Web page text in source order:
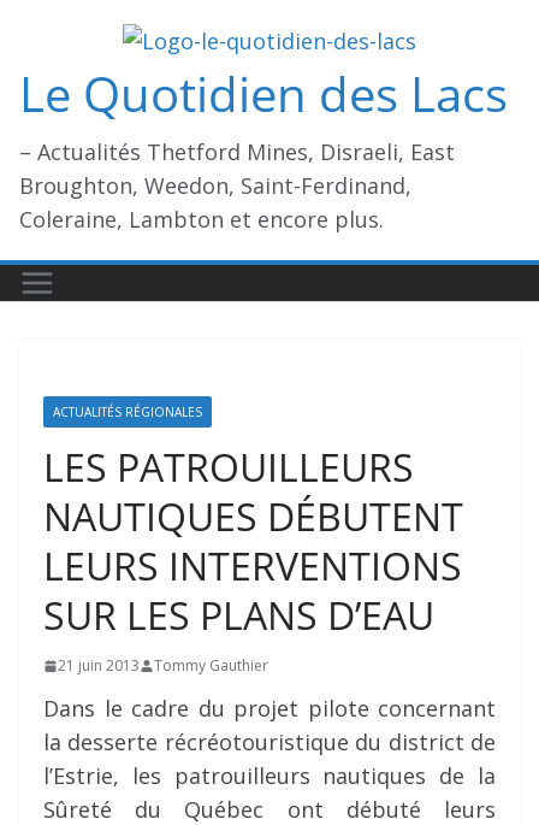
contenu
Le Quotidien des Lacs
– Actualités Thetford Mines, Disraeli, East
Broughton, Weedon, Saint-Ferdinand,
Coleraine, Lambton et encore plus.
ACTUALITÉS RÉGIONALES
LES PATROUILLEURS
NAUTIQUES DÉBUTENT
LEURS INTERVENTIONS
SUR LES PLANS D’EAU
21 juin 2013 Tommy Gauthier
Dans le cadre du projet pilote concernant
la desserte récréotouristique du district de
l’Estrie, les patrouilleurs nautiques de la
Sûreté du Québec ont débuté leurs